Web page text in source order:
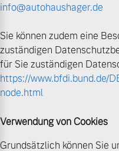
info@autohaushager.de
Sie können zudem eine
zuständigen
für Sie zuständigen
https://www.bfdi.bund.de/
node.html
Verwendung von Cookies
Grundsätzlich können Sie